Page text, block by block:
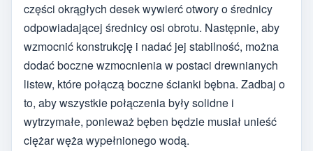
części okrągłych desek wywierć otwory o średnicy
odpowiadającej średnicy osi obrotu. Następnie, aby
wzmocnić konstrukcję i nadać jej stabilność, można
dodać boczne wzmocnienia w postaci drewnianych
listew, które połączą boczne ścianki bębna. Zadbaj o
to, aby wszystkie połączenia były solidne i
wytrzymałe, ponieważ bęben będzie musiał unieść
ciężar węża wypełnionego wodą.